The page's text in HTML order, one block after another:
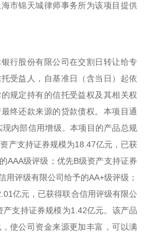
市锦天城律师事务所为该项目提供
行股份有限公司在交割日转让给专
受益人，自基准日（含当日）起依
规定持有的信托受益权及其相关权
终还款来源的贷款债权。本项目通
内部信用增级。本项目的产品总规
产支持证券规模为18.47亿元，已获
AAA级评级；优先B级资产支持证券
用评级有限公司给予的AA+级评级；
亿元，已获得联合信用评级有限公
支持证券规模为1.42亿元。该产品
使公司资金来源更加丰富，可以满